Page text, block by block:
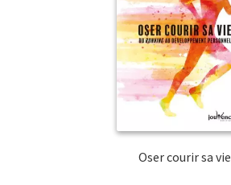
Oser courir sa vie